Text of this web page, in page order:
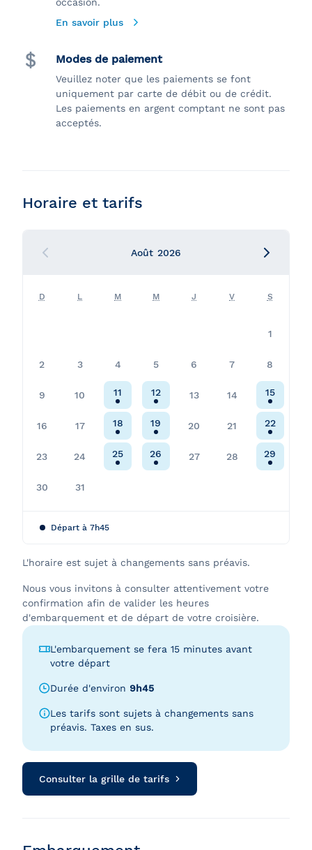
En savoir plus
Modes de paiement
Veuillez noter que les paiements se font
uniquement par carte de débit ou de crédit.
Les paiements en argent comptant ne sont pas
acceptés.
Horaire et tarifs
Départ à 7h45
Août 2026
D L M M J V S
1
2 3 4 5 6 7 8
9 10 11 12 13 14 15
16 17 18 19 20 21 22
23 24 25 26 27 28 29
30 31
L'horaire est sujet à changements sans préavis.
Nous vous invitons à consulter attentivement votre
confirmation afin de valider les heures
d'embarquement et de départ de votre croisière.
L'embarquement se fera 15 minutes avant
votre départ
Durée d'environ 9h45
Les tarifs sont sujets à changements sans
préavis. Taxes en sus.
Consulter la grille de tarifs